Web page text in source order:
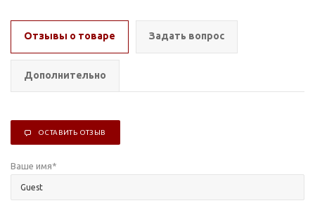
Отзывы о товаре Задать вопрос
Дополнительно
ОСТАВИТЬ ОТЗЫВ
Ваше имя*